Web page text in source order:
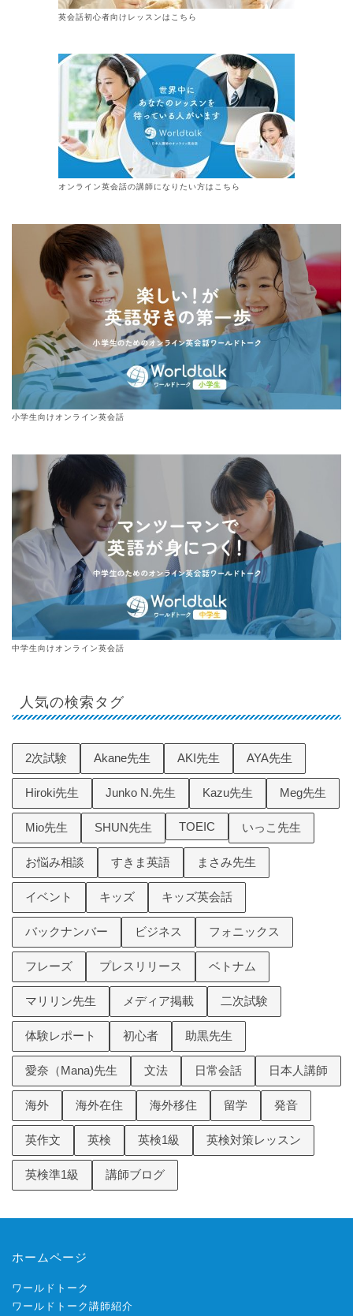
英会話初心者向けレッスンはこちら
オンライン英会話の講師になりたい方はこちら
小学生向けオンライン英会話
中学生向けオンライン英会話
人気の検索タグ
2次試験 Akane先生 AKI先生 AYA先生
Hiroki先生 Junko N.先生 Kazu先生 Meg先生
Mio先生 SHUN先生 TOEIC いっこ先生
お悩み相談 すきま英語 まさみ先生
イベント キッズ キッズ英会話
バックナンバー ビジネス フォニックス
フレーズ プレスリリース ベトナム
マリリン先生 メディア掲載 二次試験
体験レポート 初心者 助黒先生
愛奈（Mana)先生 文法 日常会話 日本人講師
海外 海外在住 海外移住 留学 発音
英作文 英検 英検1級 英検対策レッスン
英検準1級 講師ブログ
ホームページ
ワールドトーク
ワールドトーク講師紹介